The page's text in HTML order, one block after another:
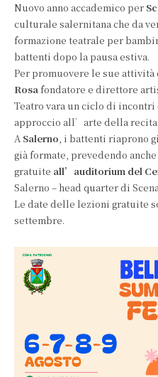
Nuovo anno accademico per
culturale salernitana che da
formazione teatrale per
battenti dopo la pausa estiva.
Per promuovere le sue
Rosafondatore e direttore
Teatro vara un ciclo di
approccio all’arte della
A Salerno, i battenti riaprono
già formate, prevedendo
gratuite all’auditorium del
Salerno – head quarter di
Le date delle lezioni gratuite
settembre.